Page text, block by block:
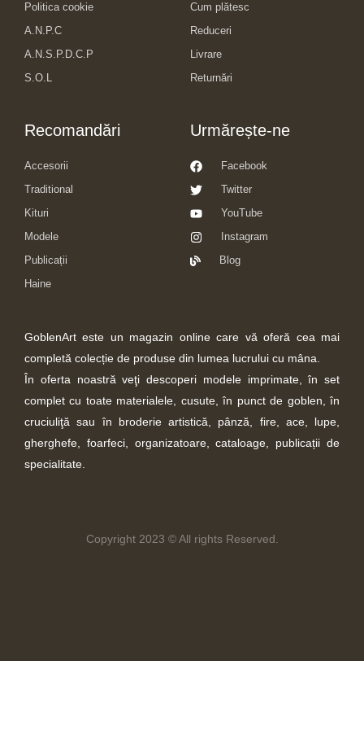
Politica cookie
A.N.P.C
A.N.S.P.D.C.P
S.O.L
Cum plătesc
Reduceri
Livrare
Returnări
Recomandări
Accesorii
Traditional
Kituri
Modele
Publicații
Haine
Urmărește-ne
Facebook
Twitter
YouTube
Instagram
Blog
GoblenArt este un magazin online care vă oferă cea mai
completă colecție de produse din lumea lucrului cu mâna.
În oferta noastră veţi descoperi modele imprimate, în set
complet cu toate materialele, cusute, în punct de goblen, în
cruciuliţă sau în broderie artistică, pânză, fire, ace, lupe,
gherghefe, foarfeci, organizatoare, cataloage, publicații de
specialitate.
Copyright 2023 © All rights Reserved.